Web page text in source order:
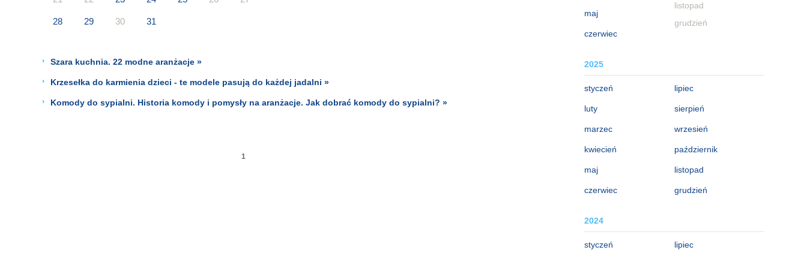
maj
czerwiec
listopad
grudzień
2025
styczeń
luty
marzec
kwiecień
maj
czerwiec
lipiec
sierpień
wrzesień
październik
listopad
grudzień
2024
styczeń lipiec
28 29 30 31
Szara kuchnia. 22 modne aranżacje »
Krzesełka do karmienia dzieci - te modele pasują do każdej jadalni »
Komody do sypialni. Historia komody i pomysły na aranżacje. Jak dobrać komody do sypialni? »
1